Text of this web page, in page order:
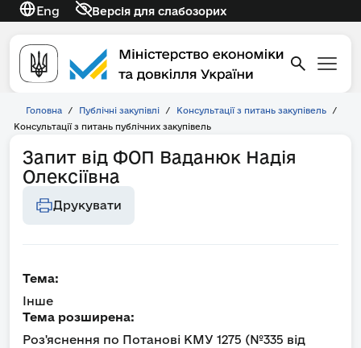
Eng Версія для слабозорих
Головна / Публічні закупівлі / Консультації з питань закупівель
/
Консультації з питань публічних закупівель
Запит від ФОП Ваданюк Надія
Олексіївна
Друкувати
Тема:
Інше
Тема розширена:
Роз'яснення по Потанові КМУ 1275 (№335 від